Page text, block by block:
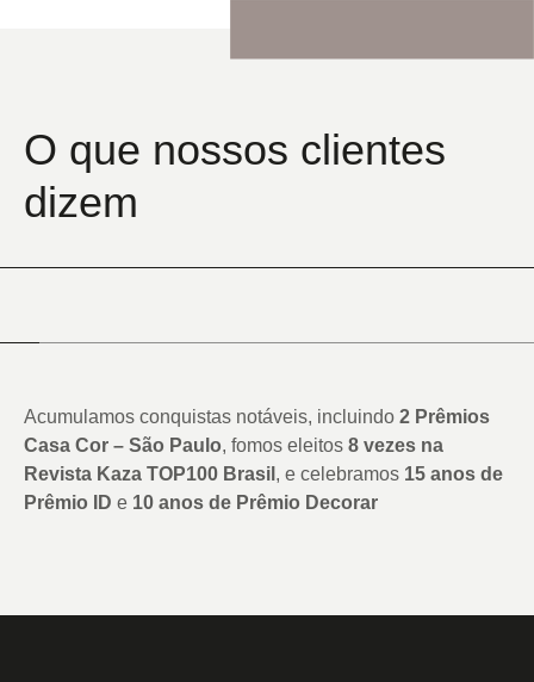
O que nossos clientes
dizem
Acumulamos conquistas notáveis, incluindo 2 Prêmios
Casa Cor – São Paulo, fomos eleitos 8 vezes na
Revista Kaza TOP100 Brasil , e celebramos 15 anos de
Prêmio ID e 10 anos de Prêmio Decorar